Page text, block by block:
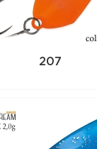
207